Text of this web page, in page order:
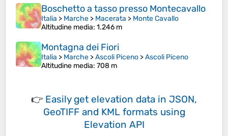
Boschetto a tasso presso Montecavallo
Italia > Marche > Macerata > Monte Cavallo
Altitudine media: 1.246 m
Montagna dei Fiori
Italia > Marche >Ascoli Piceno >Ascoli Piceno
Altitudine media: 708 m
👉 Easily get elevation data in JSON,
GeoTIFF and KML formats using
Elevation API